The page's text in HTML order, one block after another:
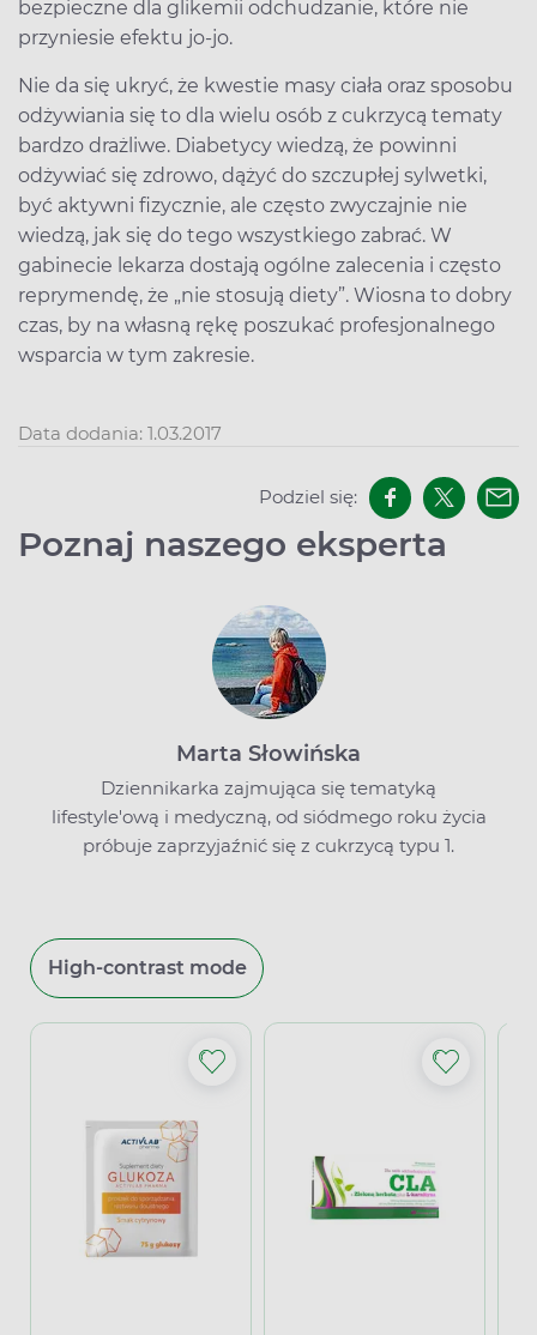
bezpieczne dla glikemii odchudzanie, które nie
przyniesie efektu jo-jo.
Nie da się ukryć, że kwestie masy ciała oraz sposobu
odżywiania się to dla wielu osób z cukrzycą tematy
bardzo drażliwe. Diabetycy wiedzą, że powinni
odżywiać się zdrowo, dążyć do szczupłej sylwetki,
być aktywni fizycznie, ale często zwyczajnie nie
wiedzą, jak się do tego wszystkiego zabrać. W
gabinecie lekarza dostają ogólne zalecenia i często
reprymendę, że „nie stosują diety”. Wiosna to dobry
czas, by na własną rękę poszukać profesjonalnego
wsparcia w tym zakresie.
Data dodania: 1.03.2017
Podziel się:
Poznaj naszego eksperta
Marta Słowińska
Dziennikarka zajmująca się tematyką
lifestyle'ową i medyczną, od siódmego roku życia
próbuje zaprzyjaźnić się z cukrzycą typu 1.
High-contrast mode